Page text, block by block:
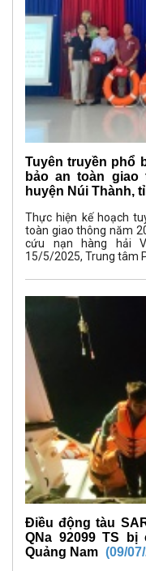
Tuyên truyền phổ
bảo an toàn
huyện Núi Thành,
Thực hiện kế hoạch
toàn giao thông năm
cứu nạn hàng hải
15/5/2025, Trung tâm
Điều động tàu
QNa 92099 TS
Quảng Nam (09/